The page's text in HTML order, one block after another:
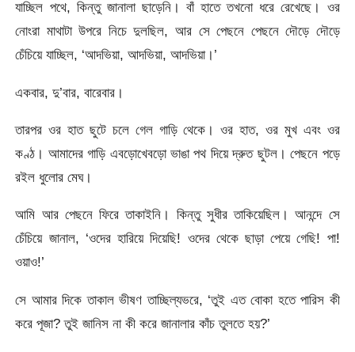
যাচ্ছিল পথে, কিন্তু জানালা ছাড়েনি। বাঁ হাতে তখনো ধরে রেখেছে। ওর
নোংরা মাথাটা উপরে নিচে দুলছিল, আর সে পেছনে পেছনে দৌড়ে দৌড়ে
চেঁচিয়ে যাচ্ছিল, ‘আদভিয়া, আদভিয়া, আদভিয়া।’
একবার, দু’বার, বারেবার।
তারপর ওর হাত ছুটে চলে গেল গাড়ি থেকে। ওর হাত, ওর মুখ এবং ওর
কণ্ঠ। আমাদের গাড়ি এবড়োখেবড়ো ভাঙা পথ দিয়ে দ্রুত ছুটল। পেছনে পড়ে
রইল ধুলোর মেঘ।
আমি আর পেছনে ফিরে তাকাইনি। কিন্তু সুধীর তাকিয়েছিল। আনন্দে সে
চেঁচিয়ে জানাল, ‘ওদের হারিয়ে দিয়েছি! ওদের থেকে ছাড়া পেয়ে গেছি! পা!
ওয়াও!’
সে আমার দিকে তাকাল ভীষণ তাচ্ছিল্যভরে, ‘তুই এত বোকা হতে পারিস কী
করে পূজা? তুই জানিস না কী করে জানালার কাঁচ তুলতে হয়?’